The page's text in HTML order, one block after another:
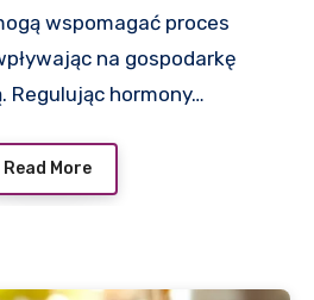
wspomagać proces
na gospodarkę
Regulując hormony…
Read More